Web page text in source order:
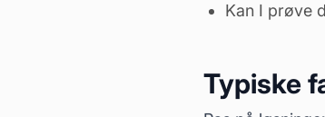
Kan I prøve
Typiske